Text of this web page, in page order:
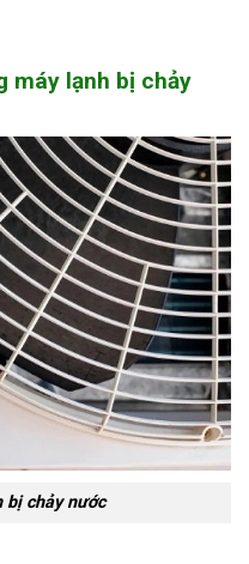
máy lạnh bị chảy
bị chảy nước